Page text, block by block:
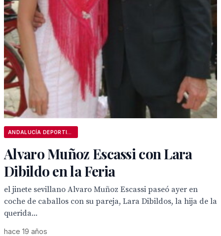
Alvaro Muñoz Escassi con Lara
Dibildo en la Feria
el jinete sevillano Alvaro Muñoz Escassi paseó ayer en
coche de caballos con su pareja, Lara Dibildos, la hija de la
querida...
hace 19 años